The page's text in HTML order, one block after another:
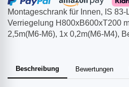
Montageschrank für Innen, IS 83-
Verriegelung H800xB600xT200
2,5m(M6-M6), 1x 0,2m(M6-M4),
Beschreibung Bewertungen